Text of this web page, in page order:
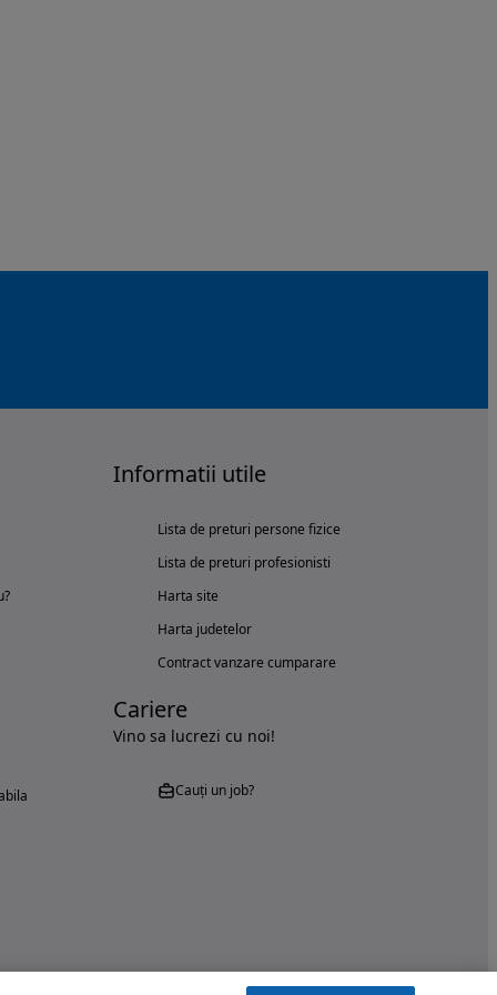
Informatii utile
Lista de preturi persone fizice
Lista de preturi profesionisti
Harta site
Harta judetelor
Contract vanzare cumparare
Cariere
Vino sa lucrezi cu noi!
Cauți un job?